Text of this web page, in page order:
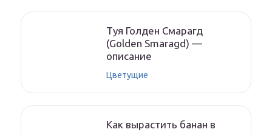
Туя Голден Смарагд
(Golden Smaragd) —
описание
Цветущие
Как вырастить банан в